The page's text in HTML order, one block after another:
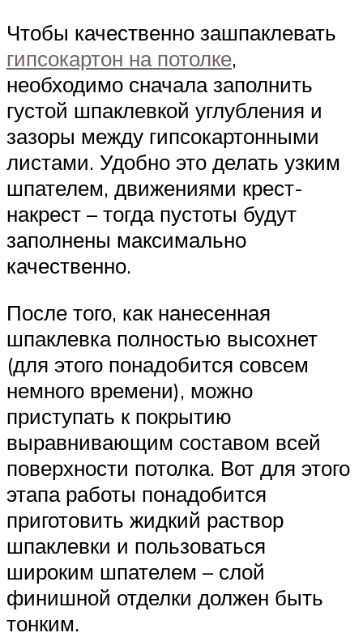
Чтобы качественно зашпаклевать
гипсокартон на потолке,
необходимо сначала заполнить
густой шпаклевкой углубления и
зазоры между гипсокартонными
листами. Удобно это делать узким
шпателем, движениями крест-
накрест – тогда пустоты будут
заполнены максимально
качественно.
После того, как нанесенная
шпаклевка полностью высохнет
(для этого понадобится совсем
немного времени), можно
приступать к покрытию
выравнивающим составом всей
поверхности потолка. Вот для этого
этапа работы понадобится
приготовить жидкий раствор
шпаклевки и пользоваться
широким шпателем – слой
финишной отделки должен быть
тонким.